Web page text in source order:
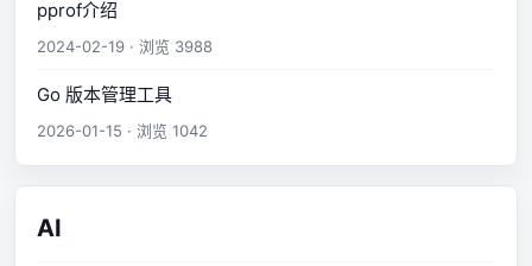
pprof介绍
2024-02-19 · 浏览 3988
Go 版本管理工具
2026-01-15 · 浏览 1042
AI